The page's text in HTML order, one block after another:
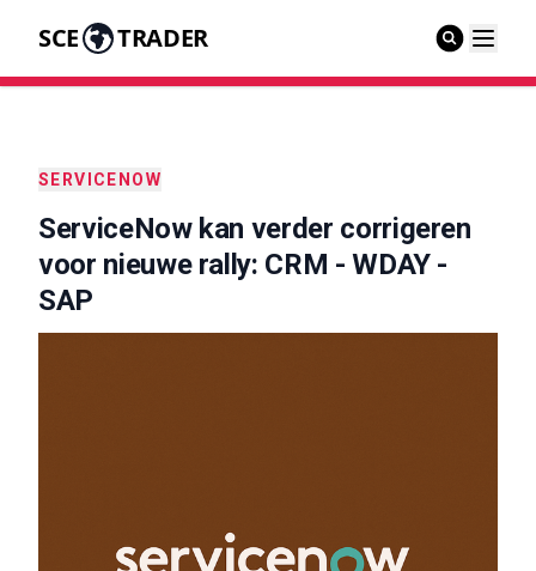
SCE TRADER
SERVICENOW
ServiceNow kan verder corrigeren
voor nieuwe rally: CRM - WDAY -
SAP